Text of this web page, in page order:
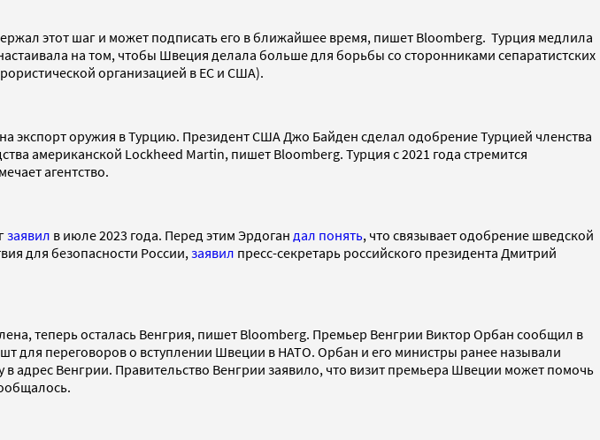
этот шаг и может подписать его в ближайшее время, пишет Bloomberg. Турция медлила
на том, чтобы Швеция делала больше для борьбы со сторонниками сепаратистских
организацией в ЕС и США).
экспорт оружия в Турцию. Президент США Джо Байден сделал одобрение Турцией членства
американской Lockheed Martin, пишет Bloomberg. Турция с 2021 года стремится
агентство.
заявил в июле 2023 года. Перед этим Эрдоган дал понять, что связывает одобрение шведской
для безопасности России, заявил пресс-секретарь российского президента Дмитрий
теперь осталась Венгрия, пишет Bloomberg. Премьер Венгрии Виктор Орбан сообщил в
для переговоров о вступлении Швеции в НАТО. Орбан и его министры ранее называли
Венгрии. Правительство Венгрии заявило, что визит премьера Швеции может помочь